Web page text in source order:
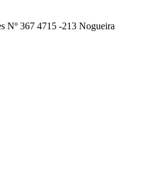
Nº 367 4715 -213 Nogueira